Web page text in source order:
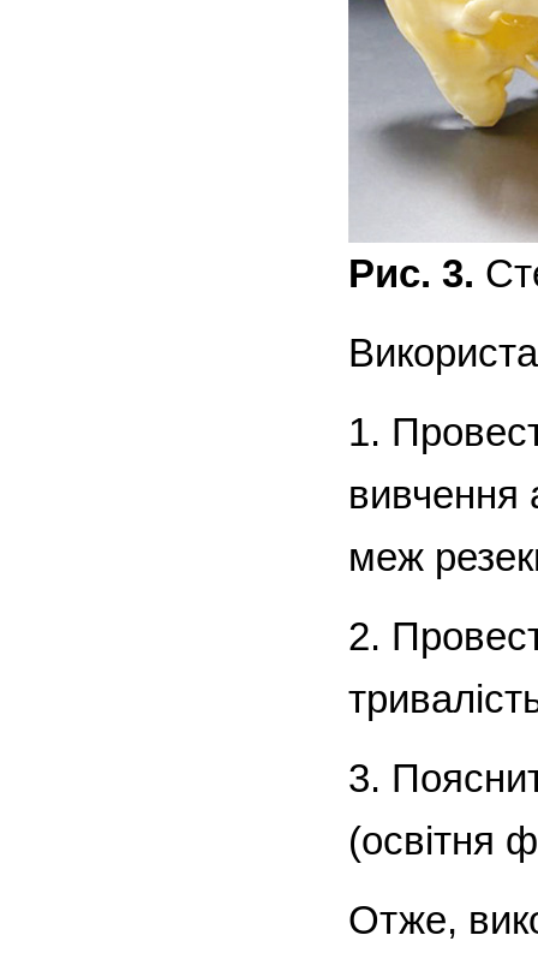
Рис. 3.
1.
вивчення
меж
2.
3.
(освітня
Отже,